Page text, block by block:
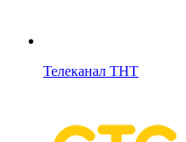
Телеканал ТНТ